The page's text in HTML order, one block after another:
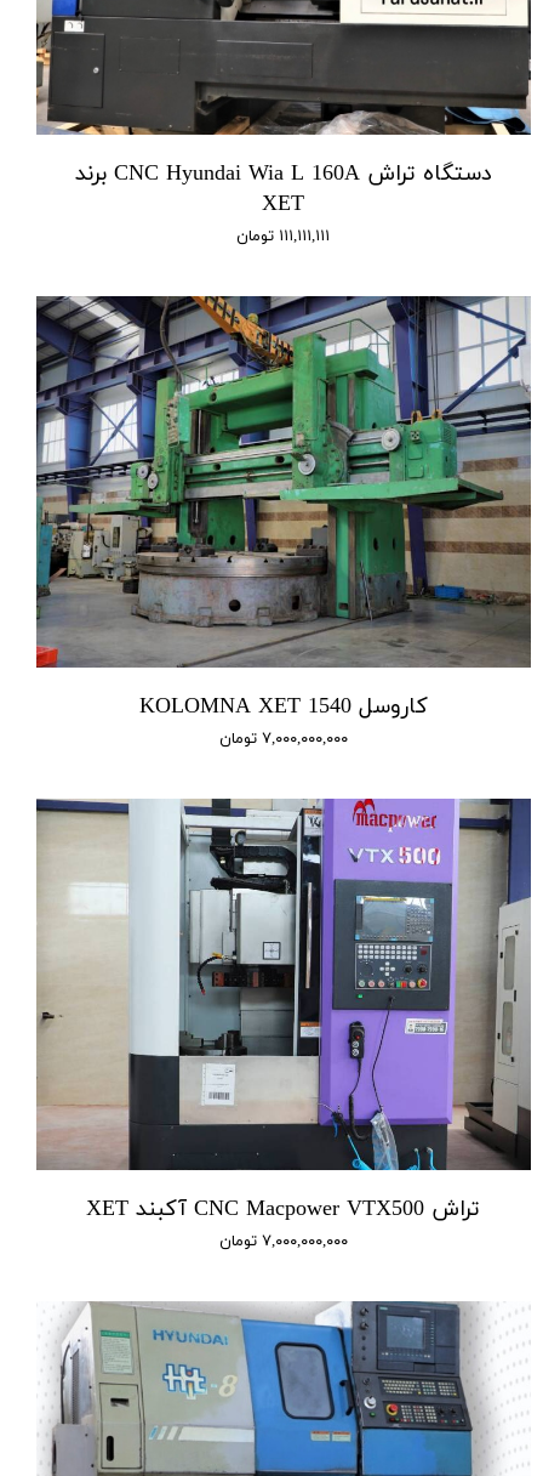
دستگاه تراش CNC Hyundai Wia L 160A برند
XET
۱۱۱,۱۱۱,۱۱۱ تومان
کاروسل 1540 KOLOMNA XET
۷,۰۰۰,۰۰۰,۰۰۰ تومان
تراش CNC Macpower VTX500 آکبند XET
۷,۰۰۰,۰۰۰,۰۰۰ تومان